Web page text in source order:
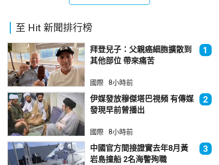
至 Hit 新聞排行榜
拜登兒子：父親癌細胞擴散到
其他部位 帶來痛苦
1
國際 8小時前
伊媒發放穆傑塔巴視頻 有傳媒
發現早前曾播出
2
國際 8小時前
中國官方間接證實去年8月黃
岩島撞船 2名海警殉職
3